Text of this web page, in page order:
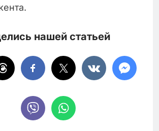
нашей статьей